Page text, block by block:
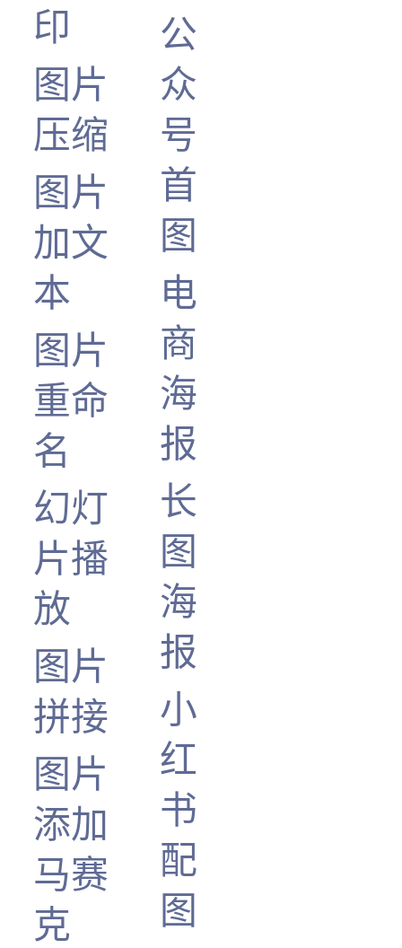
印
图片
压缩
图片
加文
本
图片
重命
名
幻灯
片播
放
图片
拼接
图片
添加
马赛
克
公
众
号
首
图
电
商
海
报
长
图
海
报
小
红
书
配
图